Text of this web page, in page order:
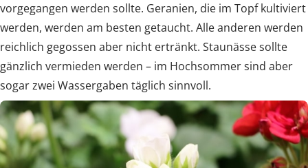
vorgegangen werden sollte. Geranien, die im Topf kultiviert
werden, werden am besten getaucht. Alle anderen werden
reichlich gegossen aber nicht ertränkt. Staunässe sollte
gänzlich vermieden werden – im Hochsommer sind aber
sogar zwei Wassergaben täglich sinnvoll.